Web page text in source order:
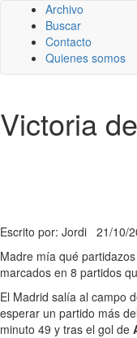
Archivo
Buscar
Contacto
Quienes somos
Victoria
Escrito por: Jordi 21/10/
Madre mía qué
marcados en 8 partidos
El Madrid salía al campo
esperar un partido más
minuto 49 y tras el gol de